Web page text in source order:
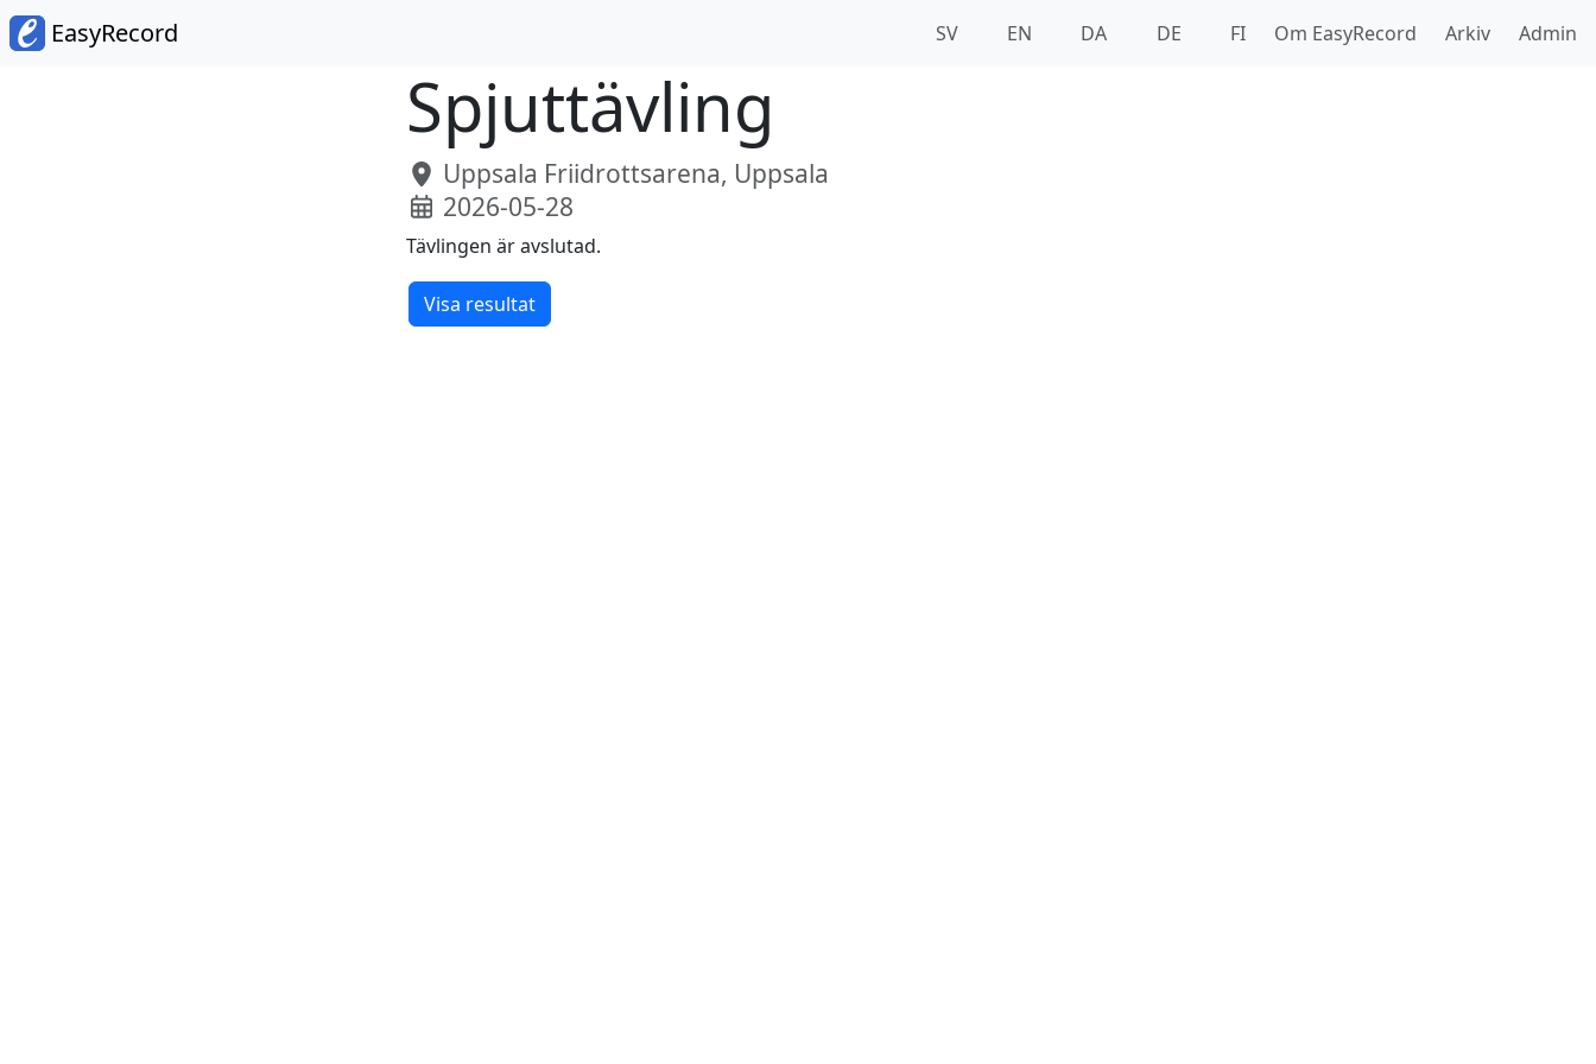
EasyRecord SV EN DA DE FI Om EasyRecord Arkiv Admin
Spjuttävling
Uppsala Friidrottsarena, Uppsala
2026-05-28
Tävlingen är avslutad.
Visa resultat